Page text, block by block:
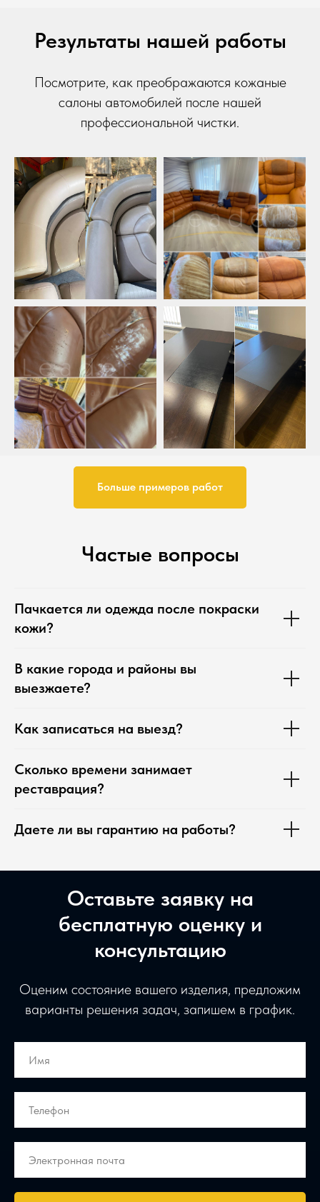
Результаты нашей работы
Посмотрите, как преображаются кожаные
салоны автомобилей после нашей
профессиональной чистки.
Больше примеров работ
Частые вопросы
Пачкается ли одежда после покраски
кожи?
В какие города и районы вы
выезжаете?
Как записаться на выезд?
Сколько времени занимает
реставрация?
Даете ли вы гарантию на работы?
Оставьте заявку на
бесплатную оценку и
консультацию
Оценим состояние вашего изделия, предложим
варианты решения задач, запишем в график.